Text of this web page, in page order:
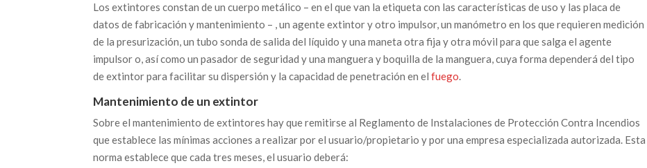
Los extintores constan de un cuerpo metálico – en el que van la etiqueta con las características de uso y las placa de
datos de fabricación y mantenimiento – , un agente extintor y otro impulsor, un manómetro en los que requieren medición
de la presurización, un tubo sonda de salida del líquido y una maneta otra fija y otra móvil para que salga el agente
impulsor o, así como un pasador de seguridad y una manguera y boquilla de la manguera, cuya forma dependerá del tipo
de extintor para facilitar su dispersión y la capacidad de penetración en elfuego.
Mantenimiento de un extintor
Sobre el mantenimiento de extintores hay que remitirse al Reglamento de Instalaciones de Protección Contra Incendios
que establece las mínimas acciones a realizar por el usuario/propietario y por una empresa especializada autorizada. Esta
norma establece que cada tres meses, el usuario deberá: